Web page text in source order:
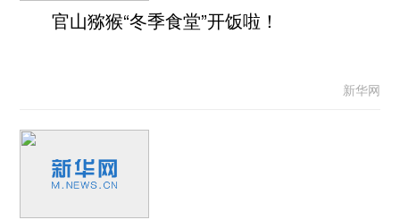
官山猕猴“冬季食堂”开饭啦！
新华网